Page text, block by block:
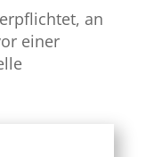
an
einer